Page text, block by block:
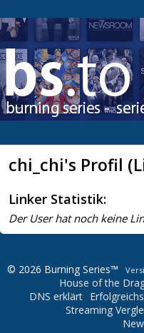
chi_chi's Profil
Linker Statistik:
Der User hat noch keine
© 2026 Burning Series™
House of the
DNS erklärt
Streaming